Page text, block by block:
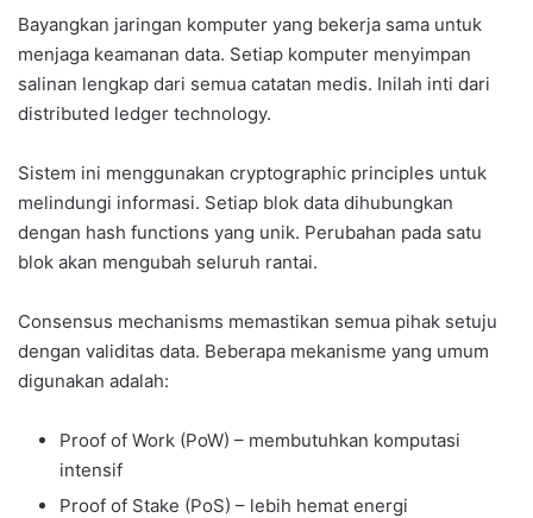
Bayangkan jaringan komputer yang bekerja sama untuk
menjaga keamanan data. Setiap komputer menyimpan
salinan lengkap dari semua catatan medis. Inilah inti dari
distributed ledger technology.
Sistem ini menggunakan cryptographic principles untuk
melindungi informasi. Setiap blok data dihubungkan
dengan hash functions yang unik. Perubahan pada satu
blok akan mengubah seluruh rantai.
Consensus mechanisms memastikan semua pihak setuju
dengan validitas data. Beberapa mekanisme yang umum
digunakan adalah:
Proof of Work (PoW) – membutuhkan komputasi
intensif
Proof of Stake (PoS) – lebih hemat energi